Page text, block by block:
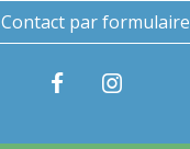
Contact par formulaire